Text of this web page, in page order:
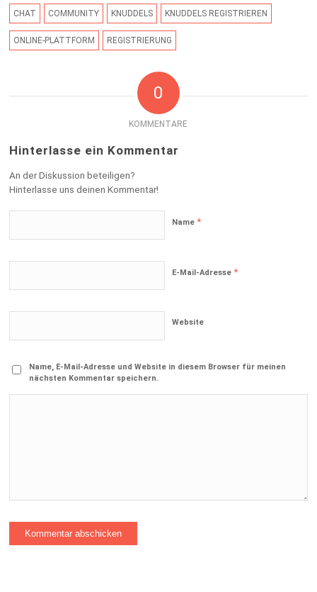
CHAT COMMUNITY KNUDDELS KNUDDELS REGISTRIEREN
ONLINE-PLATTFORM REGISTRIERUNG
0
KOMMENTARE
Hinterlasse ein Kommentar
An der Diskussion beteiligen?
Hinterlasse uns deinen Kommentar!
Name*
E-Mail-Adresse*
Website
Name, E-Mail-Adresse und Website in diesem Browser für meinen
nächsten Kommentar speichern.